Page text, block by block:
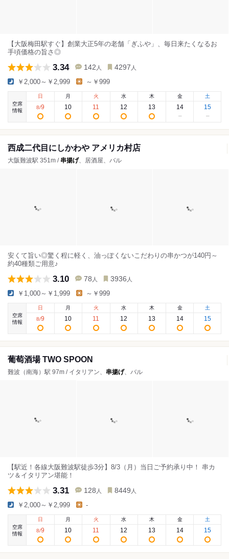
【大阪梅田駅すぐ】創業大正5年の老舗「ぎふや」、毎日来たくなるお
手頃価格の旨さ◎
3.34 142 人 4297 人
￥2,000～￥2,999 ～￥999
空席
情報
日
8/9
月
10
火
11
水
12
木
13
金
14
土
15
西成二代目にしかわや アメリカ村店
大阪難波駅 351m / 串揚げ、居酒屋、バル
安くて旨い◎驚く程に軽く、油っぽくないこだわりの串かつが140円～
約40種類ご用意♪
3.10 78 人 3936 人
￥1,000～￥1,999 ～￥999
空席
情報
日
8/9
月
10
火
11
水
12
木
13
金
14
土
15
葡萄酒場 TWO SPOON
難波（南海）駅 97m / イタリアン、 串揚げ、バル
【駅近！各線大阪難波駅徒歩3分】8/3（月）当日ご予約承り中！ 串カ
ツ＆イタリアン堪能！
3.31 128 人 8449 人
￥2,000～￥2,999 -
空席
情報
日
8/9
月
10
火
11
水
12
木
13
金
14
土
15